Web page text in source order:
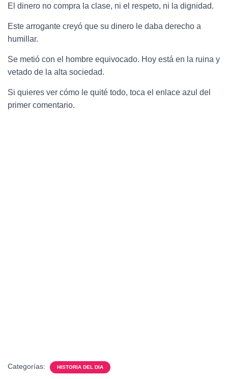
El dinero no compra la clase, ni el respeto, ni la dignidad.
Este arrogante creyó que su dinero le daba derecho a
humillar.
Se metió con el hombre equivocado. Hoy está en la ruina y
vetado de la alta sociedad.
Si quieres ver cómo le quité todo, toca el enlace azul del
primer comentario.
Categorías: HISTORIA DEL DIA